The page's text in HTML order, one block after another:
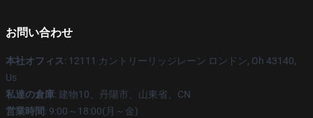
お問い合わせ
本社オフィス: 12111 カントリーリッジレーン ロンドン, Oh 43140,
Us
私達の倉庫: 建物10、丹陽市、山東省、CN
営業時間: 9:00～18:00(月～金)